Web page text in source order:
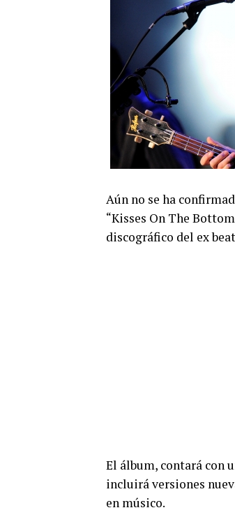
Aún no se ha
“Kisses On The
discográfico del ex
El álbum, contará con
incluirá versiones
en músico.